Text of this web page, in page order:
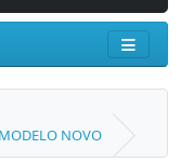
NOVO